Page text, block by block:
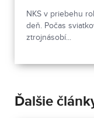
NKS v priebehu
deň. Počas
ztrojnásobí...
Ďalšie